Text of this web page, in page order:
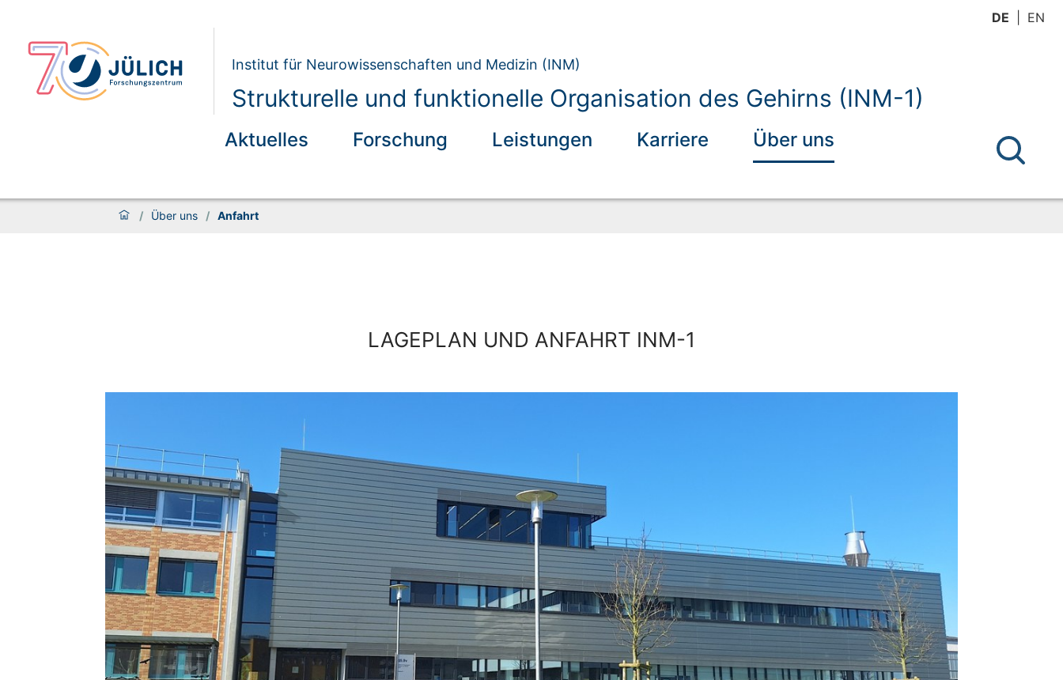
DE EN
Institut für Neurowissenschaften und Medizin (INM)
Strukturelle und funktionelle Organisation des Gehirns (INM-1)
Aktuelles Forschung Leistungen Karriere Über uns
/ Über uns / Anfahrt
LAGEPLAN UND ANFAHRT INM-1